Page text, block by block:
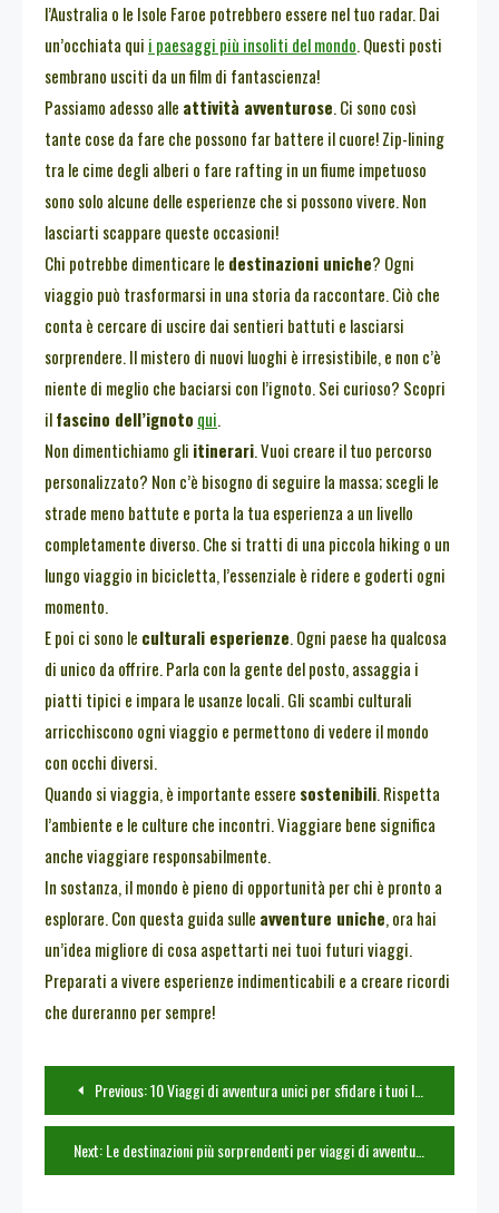
l’Australia o le Isole Faroe potrebbero essere nel tuo radar. Dai
un’occhiata qui i paesaggi più insoliti del mondo. Questi posti
sembrano usciti da un film di fantascienza!
Passiamo adesso alle attività avventurose. Ci sono così
tante cose da fare che possono far battere il cuore! Zip-lining
tra le cime degli alberi o fare rafting in un fiume impetuoso
sono solo alcune delle esperienze che si possono vivere. Non
lasciarti scappare queste occasioni!
Chi potrebbe dimenticare le destinazioni uniche? Ogni
viaggio può trasformarsi in una storia da raccontare. Ciò che
conta è cercare di uscire dai sentieri battuti e lasciarsi
sorprendere. Il mistero di nuovi luoghi è irresistibile, e non c’è
niente di meglio che baciarsi con l’ignoto. Sei curioso? Scopri
ilfascino dell’ignoto qui.
Non dimentichiamo gli itinerari. Vuoi creare il tuo percorso
personalizzato? Non c’è bisogno di seguire la massa; scegli le
strade meno battute e porta la tua esperienza a un livello
completamente diverso. Che si tratti di una piccola hiking o un
lungo viaggio in bicicletta, l’essenziale è ridere e goderti ogni
momento.
E poi ci sono le culturali esperienze. Ogni paese ha qualcosa
di unico da offrire. Parla con la gente del posto, assaggia i
piatti tipici e impara le usanze locali. Gli scambi culturali
arricchiscono ogni viaggio e permettono di vedere il mondo
con occhi diversi.
Quando si viaggia, è importante essere sostenibili. Rispetta
l’ambiente e le culture che incontri. Viaggiare bene significa
anche viaggiare responsabilmente.
In sostanza, il mondo è pieno di opportunità per chi è pronto a
esplorare. Con questa guida sulle avventure uniche, ora hai
un’idea migliore di cosa aspettarti nei tuoi futuri viaggi.
Preparati a vivere esperienze indimenticabili e a creare ricordi
che dureranno per sempre!
Navigazione
articoli
Previous:10 Viaggi di avventura unici per sfidare i tuoi limiti
Next:Le destinazioni più sorprendenti per viaggi di avventura unici